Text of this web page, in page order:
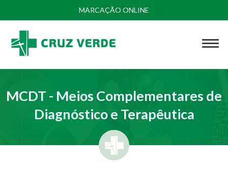
MARCAÇÃO ONLINE
MCDT - Meios Complementares de
Diagnóstico e Terapêutica